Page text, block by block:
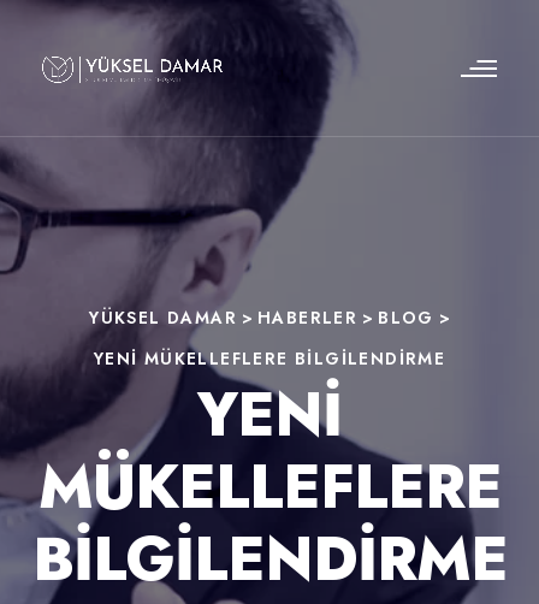
YÜKSEL DAMAR > HABERLER > BLOG >
YENI MÜKELLEFLERE BILGILENDIRME
YENI
MÜKELLEFLERE
BILGILENDIRME